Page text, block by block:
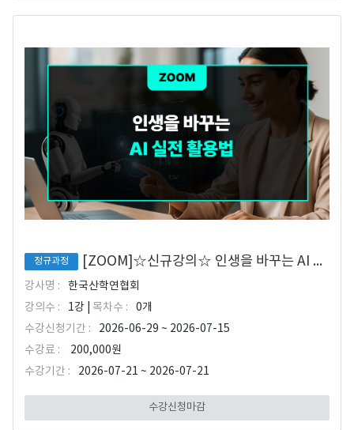
정규과정 [ZOOM]☆신규강의☆ 인생을 바꾸는 AI 실전 활용법
강사명 :
한국산학연협회
강의수 :
1강 | 목차수 :
0개
수강신청기간 :
2026-06-29 ~ 2026-07-15
수강료 :
200,000원
수강기간 :
2026-07-21 ~ 2026-07-21
수강신청마감